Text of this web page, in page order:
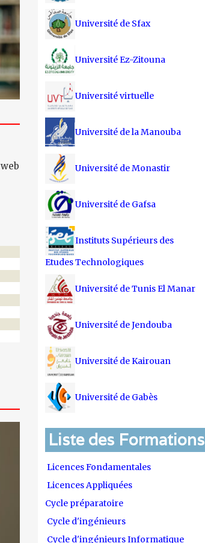
Université de Sfax
Université Ez-Zitouna
Université virtuelle
Université de la Manouba
Université de Monastir
Université de Gafsa
Instituts Supérieurs des
Etudes Technologiques
Université de Tunis El Manar
Université de Jendouba
Université de Kairouan
Université de Gabès
Liste des Formations
Licences Fondamentales
Licences Appliquées
Cycle préparatoire
Cycle d'ingénieurs
Cycle d'ingénieurs Informatique